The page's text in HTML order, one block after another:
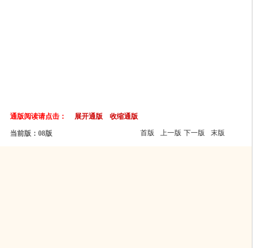
通版阅读请点击： 展开通版 收缩通版
当前版：08版 首版 上一版 下一版 末版